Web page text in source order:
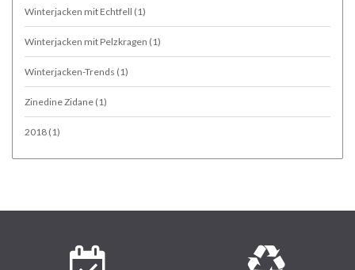
Winterjacken mit Echtfell (1)
Winterjacken mit Pelzkragen (1)
Winterjacken-Trends (1)
Zinedine Zidane (1)
2018 (1)